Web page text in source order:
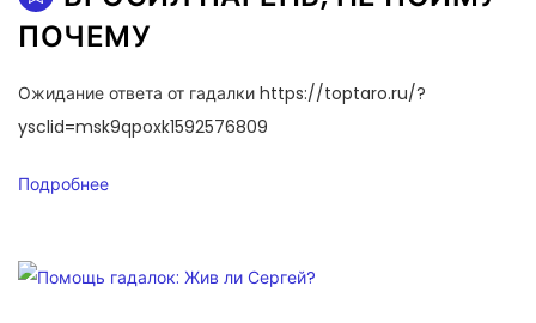
ПОЧЕМУ
Ожидание ответа от гадалки https://toptaro.ru/?
ysclid=msk9qpoxk1592576809
Подробнее